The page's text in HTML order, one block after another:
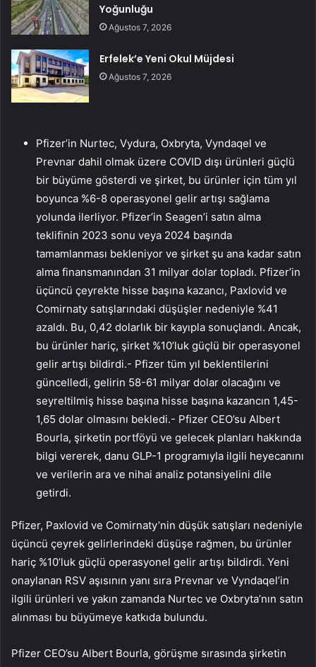
Yoğunluğu
Ağustos 7, 2026
Erfelek’e Yeni Okul Müjdesi
Ağustos 7, 2026
Pfizer’in Nurtec, Vydura, Oxbryta, Vyndaqel ve
Prevnar dahil olmak üzere COVID dışı ürünleri güçlü
bir büyüme gösterdi ve şirket, bu ürünler için tüm yıl
boyunca %6-8 operasyonel gelir artışı sağlama
yolunda ilerliyor. Pfizer’in Seagen’i satın alma
teklifinin 2023 sonu veya 2024 başında
tamamlanması bekleniyor ve şirket şu ana kadar satın
alma finansmanından 31 milyar dolar topladı. Pfizer’in
üçüncü çeyrekte hisse başına kazancı, Paxlovid ve
Comirnaty satışlarındaki düşüşler nedeniyle %41
azaldı. Bu, 0,42 dolarlık bir kayıpla sonuçlandı. Ancak,
bu ürünler hariç, şirket %10’luk güçlü bir operasyonel
gelir artışı bildirdi.- Pfizer tüm yıl beklentilerini
güncelledi, gelirin 58-61 milyar dolar olacağını ve
seyreltilmiş hisse başına hisse başına kazancın 1,45-
1,65 dolar olmasını bekledi.- Pfizer CEO’su Albert
Bourla, şirketin portföyü ve gelecek planları hakkında
bilgi vererek, danu GLP-1 programıyla ilgili heyecanını
ve verilerin ara ve nihai analiz potansiyelini dile
getirdi.
Pfizer, Paxlovid ve Comirnaty’nin düşük satışları nedeniyle
üçüncü çeyrek gelirlerindeki düşüşe rağmen, bu ürünler
hariç %10’luk güçlü operasyonel gelir artışı bildirdi. Yeni
onaylanan RSV aşısının yanı sıra Prevnar ve Vyndaqel’in
ilgili ürünleri ve yakın zamanda Nurtec ve Oxbryta’nın satın
alınması bu büyümeye katkıda bulundu.
Pfizer CEO’su Albert Bourla, görüşme sırasında şirketin